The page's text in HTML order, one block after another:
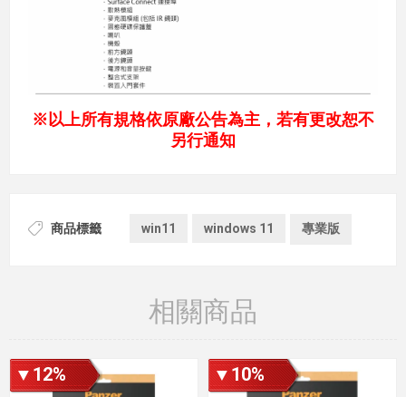
※以上所有規格依原廠公告為主，若有更改恕不
另行通知
商品標籤 win11 windows 11 專業版
相關商品
▼12% ▼10%